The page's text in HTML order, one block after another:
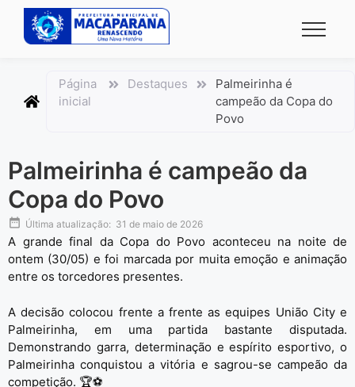
conteúdo
Página
inicial
Destaques
Palmeirinha é
campeão da Copa do
Povo
Palmeirinha é campeão da
Copa do Povo
Última atualização: 31 de maio de 2026
A grande final da Copa do Povo aconteceu na noite de
ontem (30/05) e foi marcada por muita emoção e animação
entre os torcedores presentes.
A decisão colocou frente a frente as equipes União City e
Palmeirinha, em uma partida bastante disputada.
Demonstrando garra, determinação e espírito esportivo, o
Palmeirinha conquistou a vitória e sagrou-se campeão da
competição. 🏆⚽